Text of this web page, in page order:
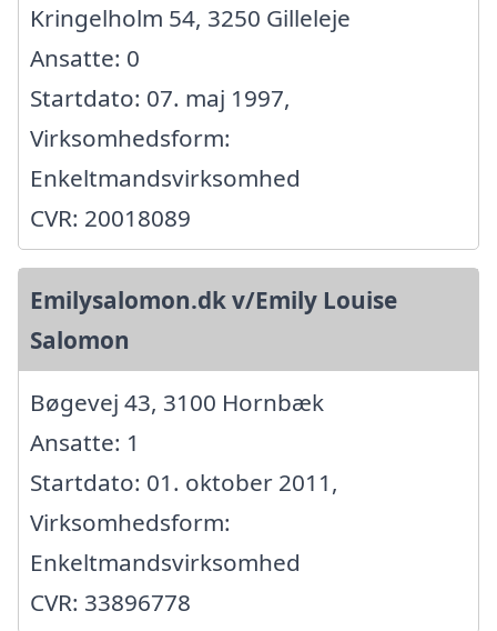
Kringelholm 54, 3250 Gilleleje
Ansatte: 0
Startdato: 07. maj 1997,
Virksomhedsform:
Enkeltmandsvirksomhed
CVR: 20018089
Emilysalomon.dk v/Emily Louise
Salomon
Bøgevej 43, 3100 Hornbæk
Ansatte: 1
Startdato: 01. oktober 2011,
Virksomhedsform:
Enkeltmandsvirksomhed
CVR: 33896778